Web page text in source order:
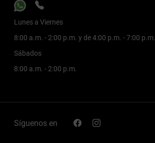
Lunes a Viernes
8:00 a.m. - 2:00 p.m. y de 4:00 p.m. - 7:00 p.m.
Sábados
8:00 a.m. - 2:00 p.m.
Síguenos en